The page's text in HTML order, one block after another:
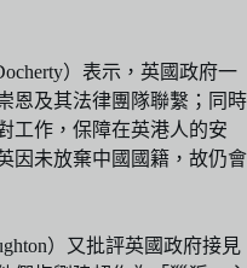
）表示，英國政府一
恩及其法律團隊聯繫；同時
工作，保障在英港人的安
因未放棄中國國籍，故仍會
）又批評英國政府接見